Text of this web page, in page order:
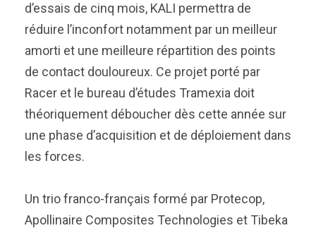
d’essais de cinq mois, KALI permettra de
réduire l’inconfort notamment par un meilleur
amorti et une meilleure répartition des points
de contact douloureux. Ce projet porté par
Racer et le bureau d’études Tramexia doit
théoriquement déboucher dès cette année sur
une phase d’acquisition et de déploiement dans
les forces.
Un trio franco-français formé par Protecop,
Apollinaire Composites Technologies et Tibeka